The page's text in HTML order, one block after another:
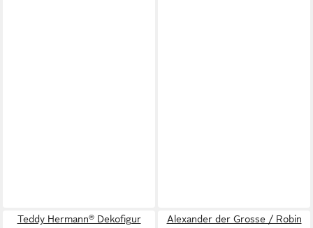
Teddy Hermann® Dekofigur
Alexander der Grosse / Robin